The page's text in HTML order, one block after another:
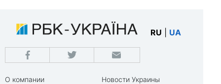
RU UA
О компании
Новости Украины